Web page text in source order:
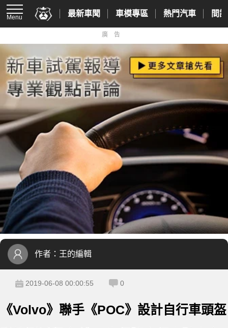
Menu 最新車聞 車模專區 熱門汽車 間
廣告
作者： 王的編輯
2019-06-08 00:00:55 0
《Volvo》聯手《POC》設計自行車頭盔